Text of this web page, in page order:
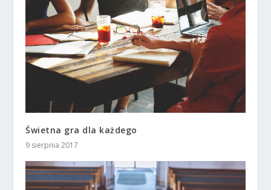
Świetna gra dla każdego
9 sierpnia 2017